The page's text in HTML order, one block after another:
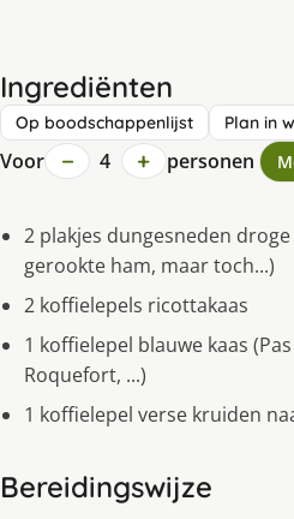
Ingrediënten
Op boodschappenlijst Plan in
Voor − 4 + personen
2 plakjes dungesneden
gerookte ham, maar toch...)
2 koffielepels ricottakaas
1 koffielepel blauwe kaas
Roquefort, ...)
1 koffielepel verse kruiden
Bereidingswijze